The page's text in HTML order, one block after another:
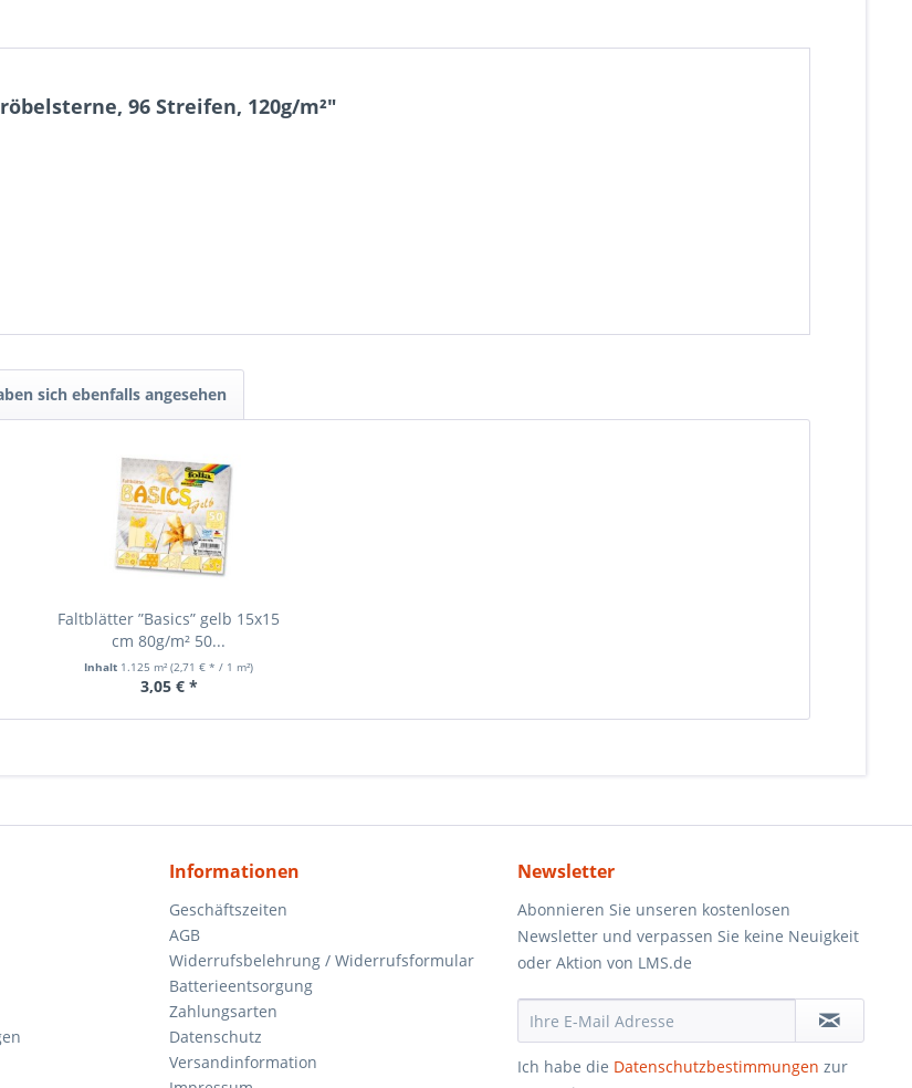
96 Streifen, 120g/m²"
sich ebenfalls angesehen
Faltblätter ”Basics” gelb 15x15
cm 80g/m² 50...
Inhalt 1.125 m²(2,71 € * / 1 m²)
3,05 € *
Informationen
Geschäftszeiten
AGB
Widerrufsbelehrung / Widerrufsformular
Batterieentsorgung
Zahlungsarten
Datenschutz
Versandinformation
Newsletter
Abonnieren Sie unseren kostenlosen
Newsletter und verpassen Sie keine Neuigkeit
oder Aktion von LMS.de
Ich habe die Datenschutzbestimmungen zur